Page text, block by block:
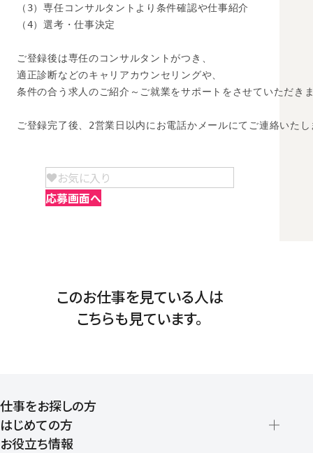
（3）専任コンサルタントより条件確認や仕事紹介
（4）選考・仕事決定
ご登録後は専任のコンサルタントがつき、
適正診断などのキャリアカウンセリングや、
条件の合う求人のご紹介～ご就業をサポートをさせていただき
ご登録完了後、2営業日以内にお電話かメールにてご連絡いたし
お気に入り
応募画面へ
このお仕事を見ている人は
こちらも見ています。
仕事をお探しの方
はじめての方
お役立ち情報